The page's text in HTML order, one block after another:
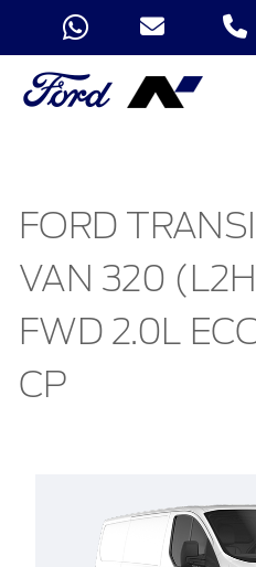
FORD
VAN 320
FWD 2.0L
CP